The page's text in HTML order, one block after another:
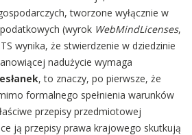
tworzone wyłącznie w
(wyrok WebMindLicenses,
wynika, że stwierdzenie w dziedzinie
nadużycie wymaga
, to znaczy, po pierwsze, że
formalnego spełnienia warunków
przepisy przedmiotowej
ją przepisy prawa krajowego skutkują